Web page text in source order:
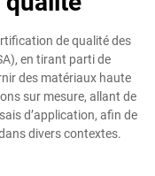
de qualité des
en tirant parti de
des matériaux haute
sur mesure, allant de
d’application, afin de
divers contextes.